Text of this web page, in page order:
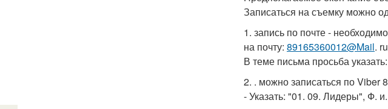
Записаться на съемку можно
1. запись по почте -
на почту: 89165360012@Mail.
В теме письма просьба
2. . можно записаться по Viber
- Указать: "01. 09. Лидеры", Ф.